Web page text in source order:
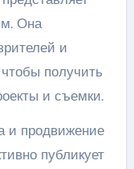
Она
и
получить
и съемки.
и продвижение
публикует